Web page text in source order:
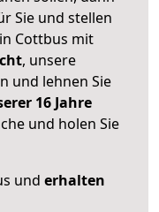
Sie und stellen
in Cottbus mit
, unsere
und lehnen Sie
16 Jahre
und holen Sie
und erhalten